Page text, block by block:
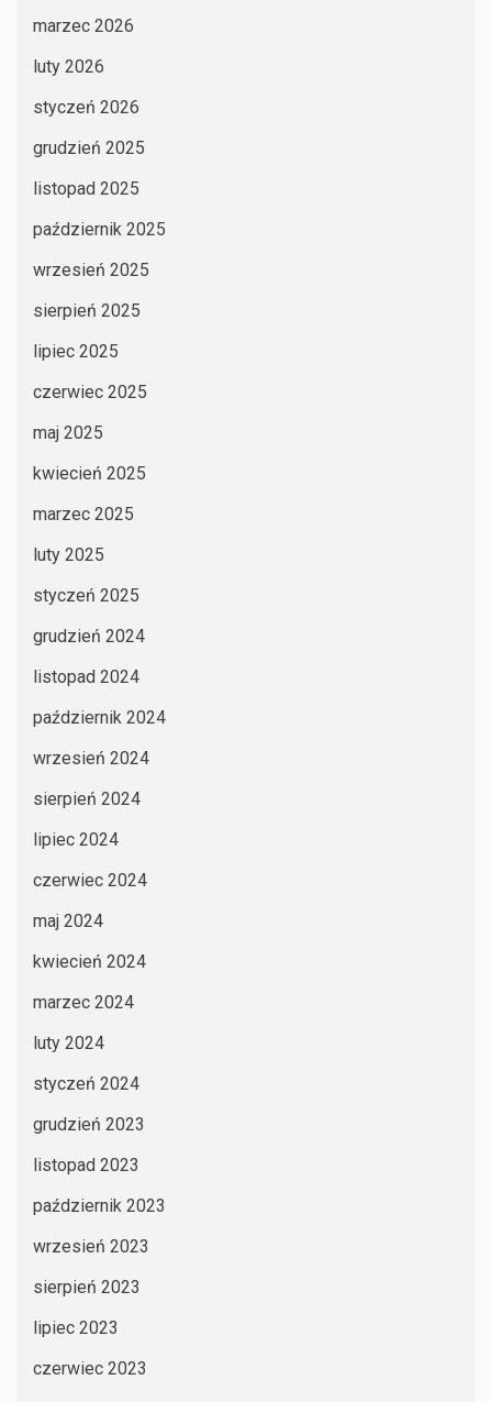
marzec 2026
luty 2026
styczeń 2026
grudzień 2025
listopad 2025
październik 2025
wrzesień 2025
sierpień 2025
lipiec 2025
czerwiec 2025
maj 2025
kwiecień 2025
marzec 2025
luty 2025
styczeń 2025
grudzień 2024
listopad 2024
październik 2024
wrzesień 2024
sierpień 2024
lipiec 2024
czerwiec 2024
maj 2024
kwiecień 2024
marzec 2024
luty 2024
styczeń 2024
grudzień 2023
listopad 2023
październik 2023
wrzesień 2023
sierpień 2023
lipiec 2023
czerwiec 2023